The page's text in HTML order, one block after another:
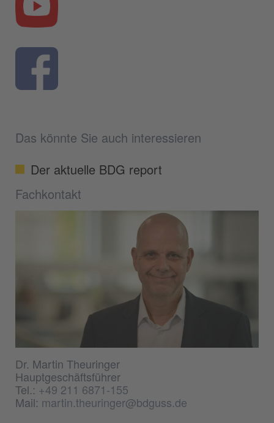
Das könnte Sie auch interessieren
Der aktuelle BDG report
Fachkontakt
Dr. Martin Theuringer
Hauptgeschäftsführer
Tel.:+49 211 6871-155
Mail: martin.theuringer@bdguss.de